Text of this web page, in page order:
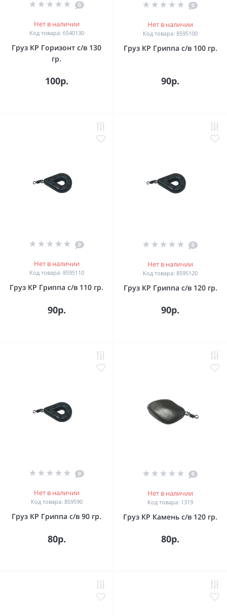
0
Нет в наличии
Код товара: 6540130
Груз КР Горизонт с/в 130
гр.
100р.
0
Нет в наличии
Код товара: 8595100
Груз КР Гриппа с/в 100 гр.
90р.
0
Нет в наличии
Код товара: 8595110
Груз КР Гриппа с/в 110 гр.
90р.
0
Нет в наличии
Код товара: 8595120
Груз КР Гриппа с/в 120 гр.
90р.
0
Нет в наличии
Код товара: 859590
Груз КР Гриппа с/в 90 гр.
80р.
0
Нет в наличии
Код товара: 1319
Груз КР Камень с/в 120 гр.
80р.